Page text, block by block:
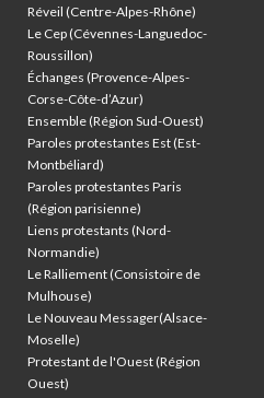
Réveil (Centre-Alpes-Rhône)
Le Cep (Cévennes-Languedoc-
Roussillon)
Échanges (Provence-Alpes-
Corse-Côte-d’Azur)
Ensemble (Région Sud-Ouest)
Paroles protestantes Est (Est-
Montbéliard)
Paroles protestantes Paris
(Région parisienne)
Liens protestants (Nord-
Normandie)
Le Ralliement (Consistoire de
Mulhouse)
Le Nouveau Messager(Alsace-
Moselle)
Protestant de l'Ouest (Région
Ouest)